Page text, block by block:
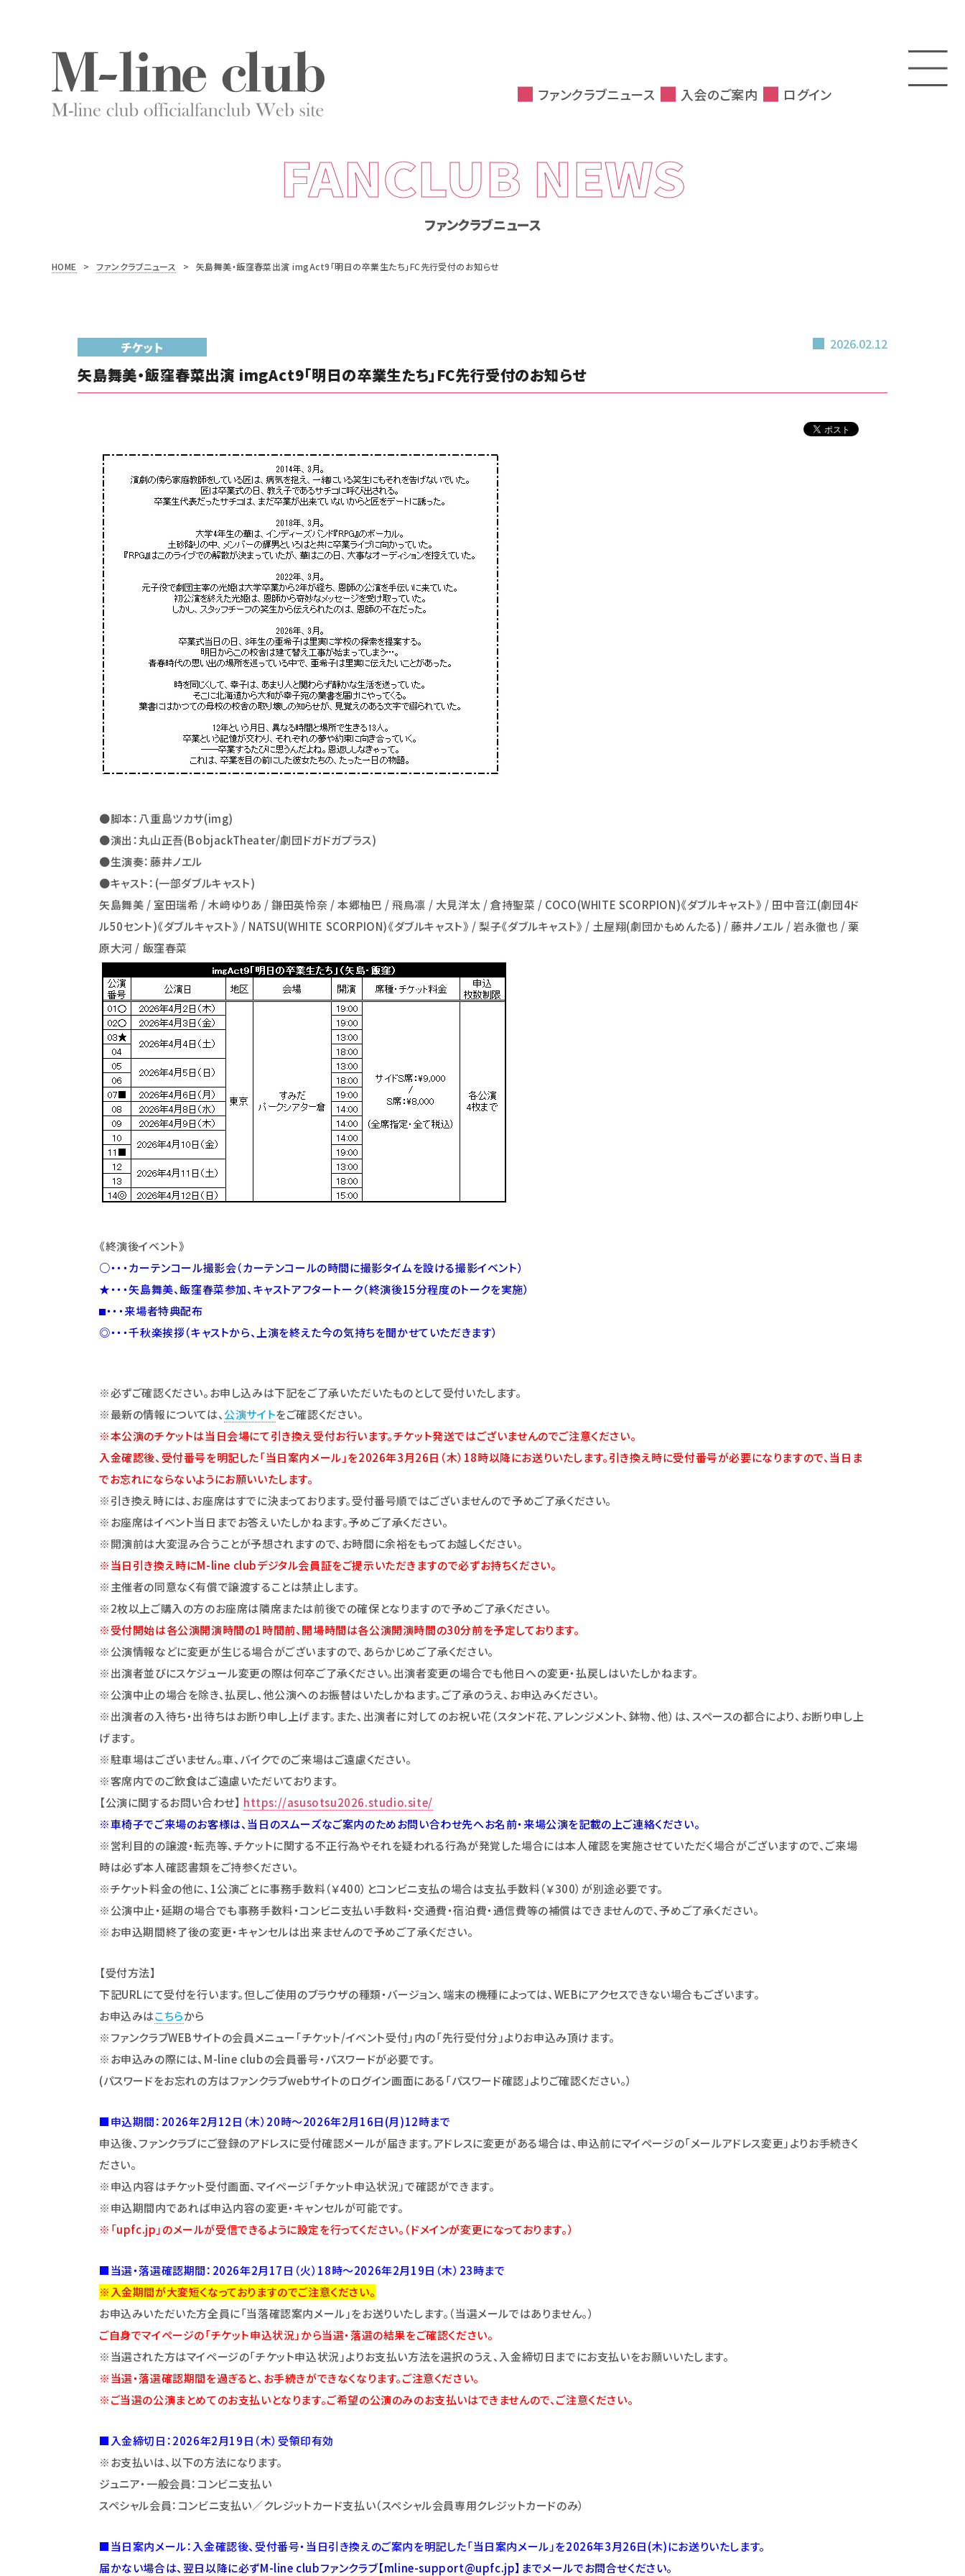
ファンクラブニュース 入会のご案内 ログイン
FANCLUB NEWS
ファンクラブニュース
HOME > ファンクラブニュース > 矢島舞美・飯窪春菜出演 imgAct9「明日の卒業生たち」FC先行受付のお知らせ
チケット 2026.02.12
矢島舞美・飯窪春菜出演 imgAct9「明日の卒業生たち」FC先行受付のお知らせ
●脚本：八重島ツカサ(img)
●演出：丸山正吾(BobjackTheater/劇団ドガドガプラス)
●生演奏：藤井ノエル
●キャスト：(一部ダブルキャスト)
矢島舞美 / 室田瑞希 / 木﨑ゆりあ / 鎌田英怜奈 / 本郷柚巴 / 飛鳥凛 / 大見洋太 / 倉持聖菜 / COCO(WHITE SCORPION)《ダブルキャスト》 / 田中音江(劇団4ド
ル50セント)《ダブルキャスト》 / NATSU(WHITE SCORPION)《ダブルキャスト》 / 梨子《ダブルキャスト》 / 土屋翔(劇団かもめんたる) / 藤井ノエル / 岩永徹也 / 栗
原大河 / 飯窪春菜
《終演後イベント》
○・・・カーテンコール撮影会（カーテンコールの時間に撮影タイムを設ける撮影イベント）
★・・・矢島舞美、飯窪春菜参加、キャストアフタートーク（終演後15分程度のトークを実施）
⬛・・・来場者特典配布
◎・・・千秋楽挨拶（キャストから、上演を終えた今の気持ちを聞かせていただきます）
※必ずご確認ください。お申し込みは下記をご了承いただいたものとして受付いたします。
※最新の情報については、 公演サイトをご確認ください。
※本公演のチケットは当日会場にて引き換え受付お行います。チケット発送ではございませんのでご注意ください。
入金確認後、受付番号を明記した「当日案内メール」を2026年3月26日（木）18時以降にお送りいたします。引き換え時に受付番号が必要になりますので、当日ま
でお忘れにならないようにお願いいたします。
※引き換え時には、お座席はすでに決まっております。受付番号順ではございませんので予めご了承ください。
※お座席はイベント当日までお答えいたしかねます。予めご了承ください。
※開演前は大変混み合うことが予想されますので、お時間に余裕をもってお越しください。
※当日引き換え時にM-line clubデジタル会員証をご提示いただきますので必ずお持ちください。
※主催者の同意なく有償で譲渡することは禁止します。
※2枚以上ご購入の方のお座席は隣席または前後での確保となりますので予めご了承ください。
※受付開始は各公演開演時間の1時間前、開場時間は各公演開演時間の30分前を予定しております。
※公演情報などに変更が生じる場合がございますので、あらかじめご了承ください。
※出演者並びにスケジュール変更の際は何卒ご了承ください。出演者変更の場合でも他日への変更・払戻しはいたしかねます。
※公演中止の場合を除き、払戻し、他公演へのお振替はいたしかねます。ご了承のうえ、お申込みください。
※出演者の入待ち・出待ちはお断り申し上げます。また、出演者に対してのお祝い花（スタンド花、アレンジメント、鉢物、他）は、スペースの都合により、お断り申し上
げます。
※駐車場はございません。車、バイクでのご来場はご遠慮ください。
※客席内でのご飲食はご遠慮いただいております。
【公演に関するお問い合わせ】 https://asusotsu2026.studio.site/
※車椅子でご来場のお客様は、当日のスムーズなご案内のためお問い合わせ先へお名前・来場公演を記載の上ご連絡ください。
※営利目的の譲渡・転売等、チケットに関する不正行為やそれを疑われる行為が発覚した場合には本人確認を実施させていただく場合がございますので、ご来場
時は必ず本人確認書類をご持参ください。
※チケット料金の他に、1公演ごとに事務手数料（￥400）とコンビニ支払の場合は支払手数料（￥300）が別途必要です。
※公演中止・延期の場合でも事務手数料・コンビニ支払い手数料・交通費・宿泊費・通信費等の補償はできませんので、予めご了承ください。
※お申込期間終了後の変更・キャンセルは出来ませんので予めご了承ください。
【受付方法】
下記URLにて受付を行います。但しご使用のブラウザの種類・バージョン、端末の機種によっては、WEBにアクセスできない場合もございます。
お申込みはこちらから
※ファンクラブWEBサイトの会員メニュー｢チケット/イベント受付｣内の「先行受付分」よりお申込み頂けます。
※お申込みの際には、M-line clubの会員番号・パスワードが必要です。
(パスワードをお忘れの方はファンクラブwebサイトのログイン画面にある「パスワード確認」よりご確認ください。）
■申込期間：2026年2月12日（木）20時～2026年2月16日(月)12時まで
申込後、ファンクラブにご登録のアドレスに受付確認メールが届きます。アドレスに変更がある場合は、申込前にマイページの「メールアドレス変更」よりお手続きく
ださい。
※申込内容はチケット受付画面、マイページ「チケット申込状況」で確認ができます。
※申込期間内であれば申込内容の変更・キャンセルが可能です。
※「upfc.jp」のメールが受信できるように設定を行ってください。（ドメインが変更になっております。）
■当選・落選確認期間：2026年2月17日（火）18時～2026年2月19日（木）23時まで
※ 入金期間が大変短くなっておりますのでご注意ください。
お申込みいただいた方全員に「当落確認案内メール」をお送りいたします。（当選メールではありません。）
ご自身でマイページの「チケット申込状況」から当選・落選の結果をご確認ください。
※当選された方はマイページの「チケット申込状況」よりお支払い方法を選択のうえ、入金締切日までにお支払いをお願いいたします。
※当選・落選確認期間を過ぎると、お手続きができなくなります。ご注意ください。
※ご当選の公演まとめてのお支払いとなります。ご希望の公演のみのお支払いはできませんので、ご注意ください。
■入金締切日：2026年2月19日（木）受領印有効
※お支払いは、以下の方法になります。
ジュニア・一般会員：コンビニ支払い
スペシャル会員：コンビニ支払い／クレジットカード支払い（スペシャル会員専用クレジットカードのみ）
■当日案内メール：入金確認後、受付番号・当日引き換えのご案内を明記した「当日案内メール」を2026年3月26日(木)にお送りいたします。
届かない場合は、翌日以降に必ずM-line clubファンクラブ【mline-support@upfc.jp】までメールでお問合せください。